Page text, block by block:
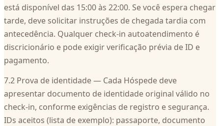
está disponível das 15:00 às 22:00. Se você espera chegar
tarde, deve solicitar instruções de chegada tardia com
antecedência. Qualquer check‑in autoatendimento é
discricionário e pode exigir verificação prévia de ID e
pagamento.
7.2 Prova de identidade — Cada Hóspede deve
apresentar documento de identidade original válido no
check‑in, conforme exigências de registro e segurança.
IDs aceitos (lista de exemplo): passaporte, documento